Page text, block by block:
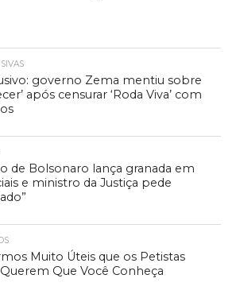
governo Zema mentiu sobre
após censurar ‘Roda Viva’ com
de Bolsonaro lança granada em
e ministro da Justiça pede
Muito Úteis que os Petistas
Que Você Conheça